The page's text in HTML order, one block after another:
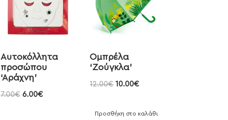
Αυτοκόλλητα
προσώπου
‘Αράχνη’
7.00€ 6.00€
Ομπρέλα
‘Ζούγκλα’
12.00€ 10.00€
Προσθήκη στο καλάθι